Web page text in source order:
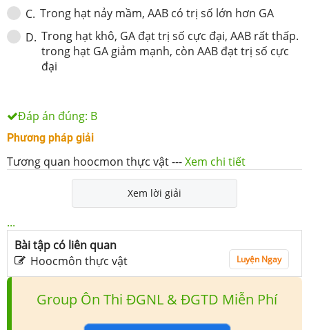
C. Trong hạt nảy mầm, AAB có trị số lớn hơn GA
D. Trong hạt khô, GA đạt trị số cực đại, AAB rất thấp.
trong hạt GA giảm mạnh, còn AAB đạt trị số cực
đại
Đáp án đúng: B
Phương pháp giải
Tương quan hoocmon thực vật---Xem chi tiết
Xem lời giải
...
Bài tập có liên quan
Hoocmôn thực vật
Luyện Ngay
Group Ôn Thi ĐGNL & ĐGTD Miễn Phí